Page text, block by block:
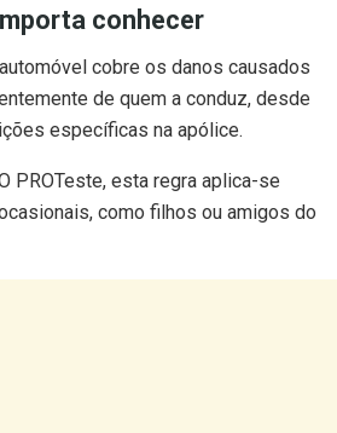
conhecer
cobre os danos causados
de quem a conduz, desde
específicas na apólice.
PROTeste, esta regra aplica-se
como filhos ou amigos do